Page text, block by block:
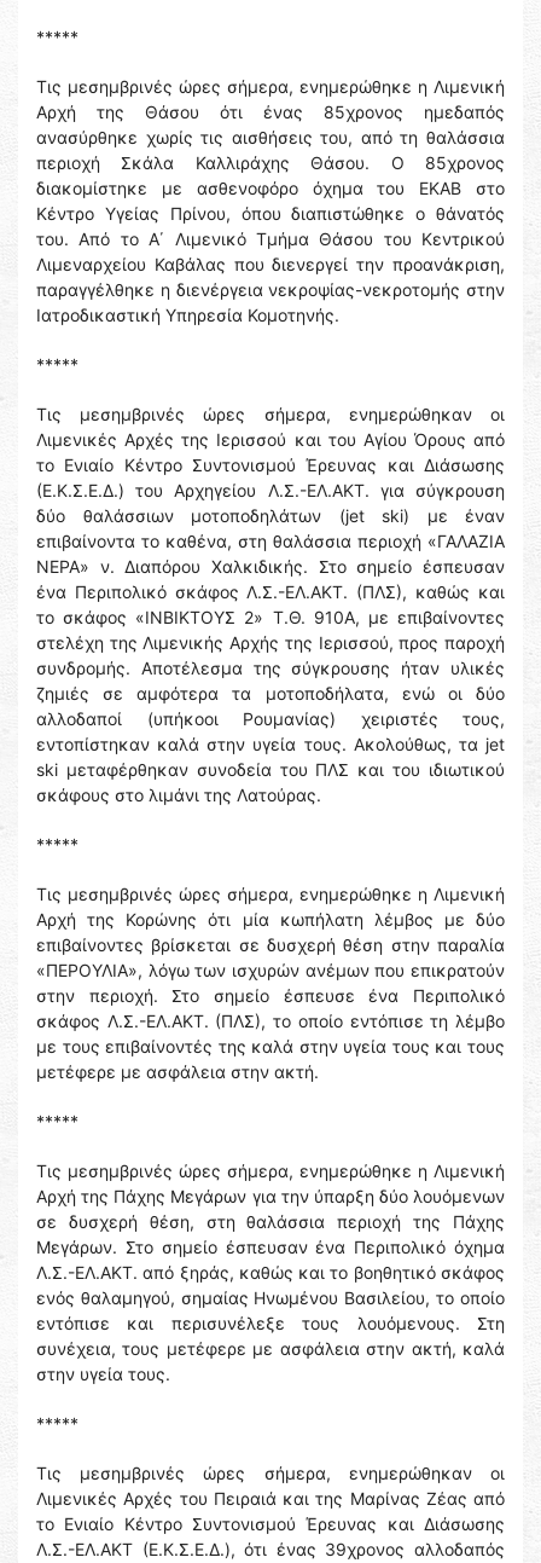
*****
Τις μεσημβρινές ώρες σήμερα, ενημερώθηκε η Λιμενική
Αρχή της Θάσου ότι ένας 85χρονος ημεδαπός
ανασύρθηκε χωρίς τις αισθήσεις του, από τη θαλάσσια
περιοχή Σκάλα Καλλιράχης Θάσου. Ο 85χρονος
διακομίστηκε με ασθενοφόρο όχημα του ΕΚΑΒ στο
Κέντρο Υγείας Πρίνου, όπου διαπιστώθηκε ο θάνατός
του. Από το Α΄ Λιμενικό Τμήμα Θάσου του Κεντρικού
Λιμεναρχείου Καβάλας που διενεργεί την προανάκριση,
παραγγέλθηκε η διενέργεια νεκροψίας-νεκροτομής στην
Ιατροδικαστική Υπηρεσία Κομοτηνής.
*****
Τις μεσημβρινές ώρες σήμερα, ενημερώθηκαν οι
Λιμενικές Αρχές της Ιερισσού και του Αγίου Όρους από
το Ενιαίο Κέντρο Συντονισμού Έρευνας και Διάσωσης
(Ε.Κ.Σ.Ε.Δ.) του Αρχηγείου Λ.Σ.-ΕΛ.ΑΚΤ. για σύγκρουση
δύο θαλάσσιων μοτοποδηλάτων (jet ski) με έναν
επιβαίνοντα το καθένα, στη θαλάσσια περιοχή «ΓΑΛΑΖΙΑ
ΝΕΡΑ» ν. Διαπόρου Χαλκιδικής. Στο σημείο έσπευσαν
ένα Περιπολικό σκάφος Λ.Σ.-ΕΛ.ΑΚΤ. (ΠΛΣ), καθώς και
το σκάφος «ΙΝΒΙΚΤΟΥΣ 2» Τ.Θ. 910Α, με επιβαίνοντες
στελέχη της Λιμενικής Αρχής της Ιερισσού, προς παροχή
συνδρομής. Αποτέλεσμα της σύγκρουσης ήταν υλικές
ζημιές σε αμφότερα τα μοτοποδήλατα, ενώ οι δύο
αλλοδαποί (υπήκοοι Ρουμανίας) χειριστές τους,
εντοπίστηκαν καλά στην υγεία τους. Ακολούθως, τα jet
ski μεταφέρθηκαν συνοδεία του ΠΛΣ και του ιδιωτικού
σκάφους στο λιμάνι της Λατούρας.
*****
Τις μεσημβρινές ώρες σήμερα, ενημερώθηκε η Λιμενική
Αρχή της Κορώνης ότι μία κωπήλατη λέμβος με δύο
επιβαίνοντες βρίσκεται σε δυσχερή θέση στην παραλία
«ΠΕΡΟΥΛΙΑ», λόγω των ισχυρών ανέμων που επικρατούν
στην περιοχή. Στο σημείο έσπευσε ένα Περιπολικό
σκάφος Λ.Σ.-ΕΛ.ΑΚΤ. (ΠΛΣ), το οποίο εντόπισε τη λέμβο
με τους επιβαίνοντές της καλά στην υγεία τους και τους
μετέφερε με ασφάλεια στην ακτή.
*****
Τις μεσημβρινές ώρες σήμερα, ενημερώθηκε η Λιμενική
Αρχή της Πάχης Μεγάρων για την ύπαρξη δύο λουόμενων
σε δυσχερή θέση, στη θαλάσσια περιοχή της Πάχης
Μεγάρων. Στο σημείο έσπευσαν ένα Περιπολικό όχημα
Λ.Σ.-ΕΛ.ΑΚΤ. από ξηράς, καθώς και το βοηθητικό σκάφος
ενός θαλαμηγού, σημαίας Ηνωμένου Βασιλείου, το οποίο
εντόπισε και περισυνέλεξε τους λουόμενους. Στη
συνέχεια, τους μετέφερε με ασφάλεια στην ακτή, καλά
στην υγεία τους.
*****
Τις μεσημβρινές ώρες σήμερα, ενημερώθηκαν οι
Λιμενικές Αρχές του Πειραιά και της Μαρίνας Ζέας από
το Ενιαίο Κέντρο Συντονισμού Έρευνας και Διάσωσης
Λ.Σ.-ΕΛ.ΑΚΤ (Ε.Κ.Σ.Ε.Δ.), ότι ένας 39χρονος αλλοδαπός